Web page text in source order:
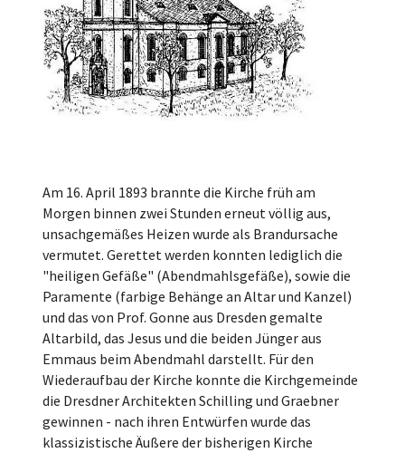
Am 16. April 1893 brannte die Kirche früh am
Morgen binnen zwei Stunden erneut völlig aus,
unsachgemäßes Heizen wurde als Brandursache
vermutet. Gerettet werden konnten lediglich die
"heiligen Gefäße" (Abendmahlsgefäße), sowie die
Paramente (farbige Behänge an Altar und Kanzel)
und das von Prof. Gonne aus Dresden gemalte
Altarbild, das Jesus und die beiden Jünger aus
Emmaus beim Abendmahl darstellt. Für den
Wiederaufbau der Kirche konnte die Kirchgemeinde
die Dresdner Architekten Schilling und Graebner
gewinnen - nach ihren Entwürfen wurde das
klassizistische Äußere der bisherigen Kirche